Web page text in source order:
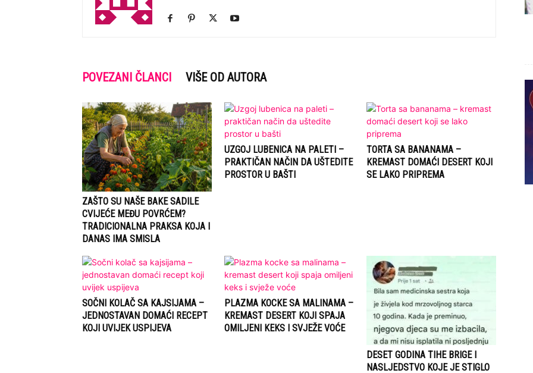
POVEZANI ČLANCI VIŠE OD AUTORA
ZAŠTO SU NAŠE BAKE SADILE
CVIJEĆE MEĐU POVRĆEM?
TRADICIONALNA PRAKSA KOJA I
DANAS IMA SMISLA
UZGOJ LUBENICA NA PALETI –
PRAKTIČAN NAČIN DA UŠTEDITE
PROSTOR U BAŠTI
TORTA SA BANANAMA –
KREMAST DOMAĆI DESERT KOJI
SE LAKO PRIPREMA
SOČNI KOLAČ SA KAJSIJAMA –
JEDNOSTAVAN DOMAĆI RECEPT
KOJI UVIJEK USPIJEVA
PLAZMA KOCKE SA MALINAMA –
KREMAST DESERT KOJI SPAJA
OMILJENI KEKS I SVJEŽE VOĆE
DESET GODINA TIHE BRIGE I
NASLJEDSTVO KOJE JE STIGLO